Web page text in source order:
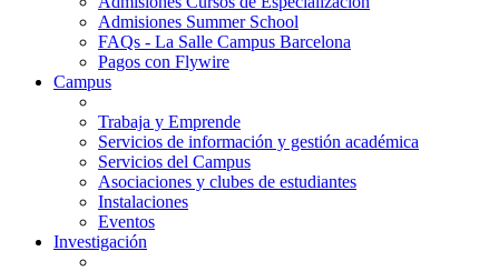
Admisiones Summer School
FAQs - La Salle Campus Barcelona
Pagos con Flywire
Campus
Trabaja y Emprende
Servicios de información y gestión académica
Servicios del Campus
Asociaciones y clubes de estudiantes
Instalaciones
Eventos
Investigación